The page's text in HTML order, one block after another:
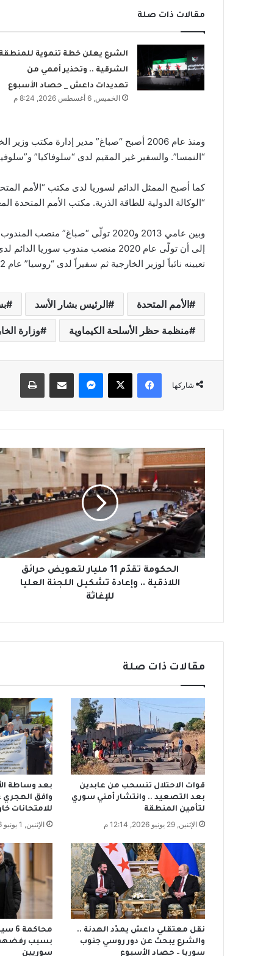
مقالات ذات صلة
الشرع يعلن خطة تنموية للمنطقة
الشرقية .. وتحذير أممي من
تهديدات داعش _ حصاد الأسبوع
الخميس, 6 أغسطس 2026, 8:24 م
“النمسا”. والسفير غير المقيم لدى “سلوفاكيا”
كما أصبح الممثل الدائم لسوريا لدى مكتب “الأمم
“الوكالة الدولية للطاقة الذرية. مكتب الأمم المتحدة
وبين عامي 2013 و2020 تولّى
إلى أن تولّى عام 2020 منصب مندوب سوريا الدائم لدى الأمم المتحدة في “نيويورك” خلفاً لـ
تعيينه نائباً لوزير الخارجية ثم سفيراً لدى “روسيا” عام 2022.
الأمم المتحدة الرئيس بشار الأسد
منظمة حظر الأسلحة الكيماوية وزارة
شاركها
فيسبوك
ا
ل
ح
ك
و
م
ة
ت
ق
م
ر
ل
ت
ع
و
ي
ض
ح
ر
ا
ئ
ق
ا
ل
ا
ذ
ق
ي
ة
.
.
الحكومة تقدّم 11 مليار لتعويض حرائق
اللاذقية .. وإعادة تشكيل اللجنة العليا
للإغاثة
مقالات ذات صلة
قوات الاحتلال تنسحب من عابدين
بعد التصعيد .. وانتشار أمني سوري
لتأمين المنطقة
الإثنين, 29 يونيو 2026, 12:14 م
بعد وساطة
وافق الهجري
للامتحانات
الإثنين, 1 يونيو 2026, 4:40 م
نقل معتقلي داعش يمدّد الهدنة ..
والشرع يبحث عن دور روسي جنوب
سوريا – حصاد الأسبوع
بسبب رفضهم
سوريين